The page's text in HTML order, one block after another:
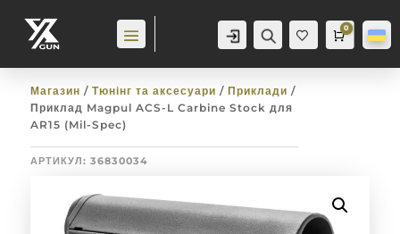
Аккаунт Пошук
Баж
анн
Cart
0
0,0грн
Магазин / Тюнінг та аксесуари / Приклади /
Приклад Magpul ACS-L Carbine Stock для
AR15 (Mil-Spec)
АРТИКУЛ: 36830034